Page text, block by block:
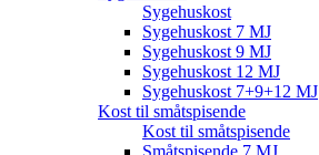
Sygehuskost
Sygehuskost 7 MJ
Sygehuskost 9 MJ
Sygehuskost 12 MJ
Sygehuskost 7+9+12 MJ
Kost til småtspisende
Kost til småtspisende
Småtspisende 7 MJ